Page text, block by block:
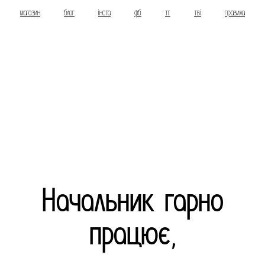
магазин блог інста фб тг тві правила
Начальник гарно
працює,